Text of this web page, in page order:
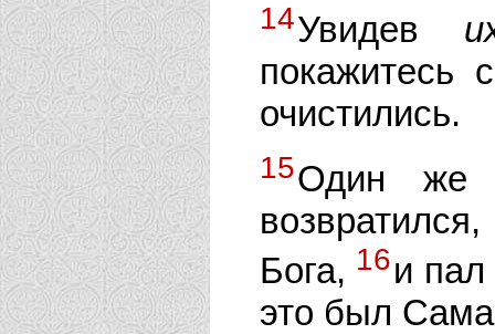
14Увидев
покажитесь
очистились.
15Один же
Бога, 16и пал
это был